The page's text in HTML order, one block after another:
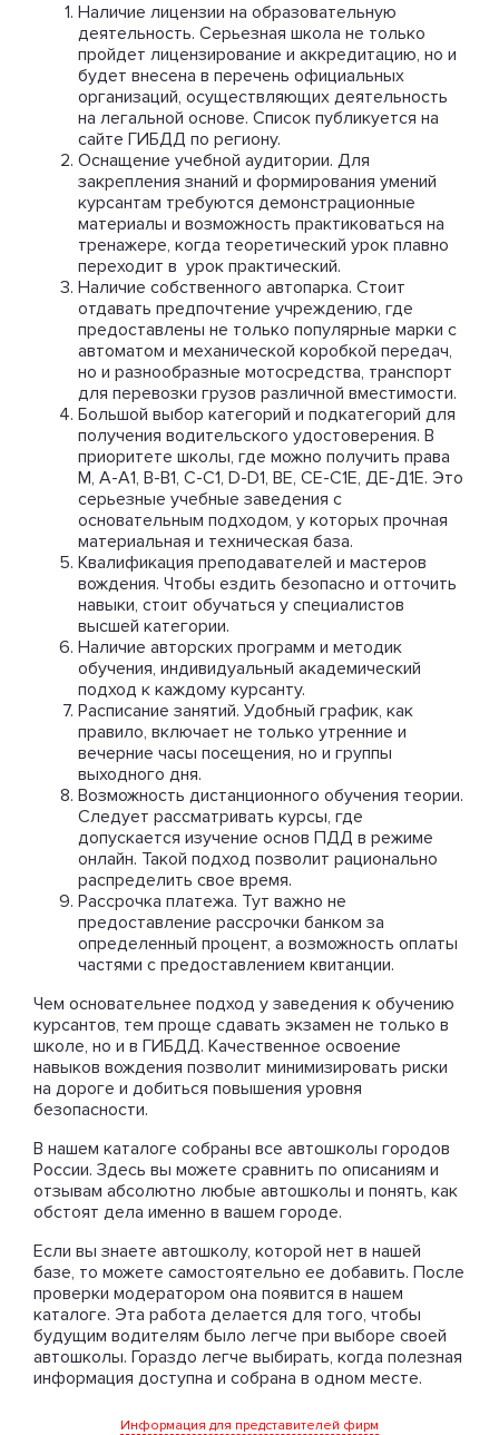
Наличие лицензии на образовательную
деятельность. Серьезная школа не только
пройдет лицензирование и аккредитацию, но и
будет внесена в перечень официальных
организаций, осуществляющих деятельность
на легальной основе. Список публикуется на
сайте ГИБДД по региону.
Оснащение учебной аудитории. Для
закрепления знаний и формирования умений
курсантам требуются демонстрационные
материалы и возможность практиковаться на
тренажере, когда теоретический урок плавно
переходит в урок практический.
Наличие собственного автопарка. Стоит
отдавать предпочтение учреждению, где
предоставлены не только популярные марки с
автоматом и механической коробкой передач,
но и разнообразные мотосредства, транспорт
для перевозки грузов различной вместимости.
Большой выбор категорий и подкатегорий для
получения водительского удостоверения. В
приоритете школы, где можно получить права
М, А-А1, В-В1, С-С1, D-D1, ВЕ, СЕ-С1Е, ДЕ-Д1Е. Это
серьезные учебные заведения с
основательным подходом, у которых прочная
материальная и техническая база.
Квалификация преподавателей и мастеров
вождения. Чтобы ездить безопасно и отточить
навыки, стоит обучаться у специалистов
высшей категории.
Наличие авторских программ и методик
обучения, индивидуальный академический
подход к каждому курсанту.
Расписание занятий. Удобный график, как
правило, включает не только утренние и
вечерние часы посещения, но и группы
выходного дня.
Возможность дистанционного обучения теории.
Следует рассматривать курсы, где
допускается изучение основ ПДД в режиме
онлайн. Такой подход позволит рационально
распределить свое время.
Рассрочка платежа. Тут важно не
предоставление рассрочки банком за
определенный процент, а возможность оплаты
частями с предоставлением квитанции.
Чем основательнее подход у заведения к обучению
курсантов, тем проще сдавать экзамен не только в
школе, но и в ГИБДД. Качественное освоение
навыков вождения позволит минимизировать риски
на дороге и добиться повышения уровня
безопасности.
В нашем каталоге собраны все автошколы городов
России. Здесь вы можете сравнить по описаниям и
отзывам абсолютно любые автошколы и понять, как
обстоят дела именно в вашем городе.
Если вы знаете автошколу, которой нет в нашей
базе, то можете самостоятельно ее добавить. После
проверки модератором она появится в нашем
каталоге. Эта работа делается для того, чтобы
будущим водителям было легче при выборе своей
автошколы. Гораздо легче выбирать, когда полезная
информация доступна и собрана в одном месте.
Информация для представителей фирм